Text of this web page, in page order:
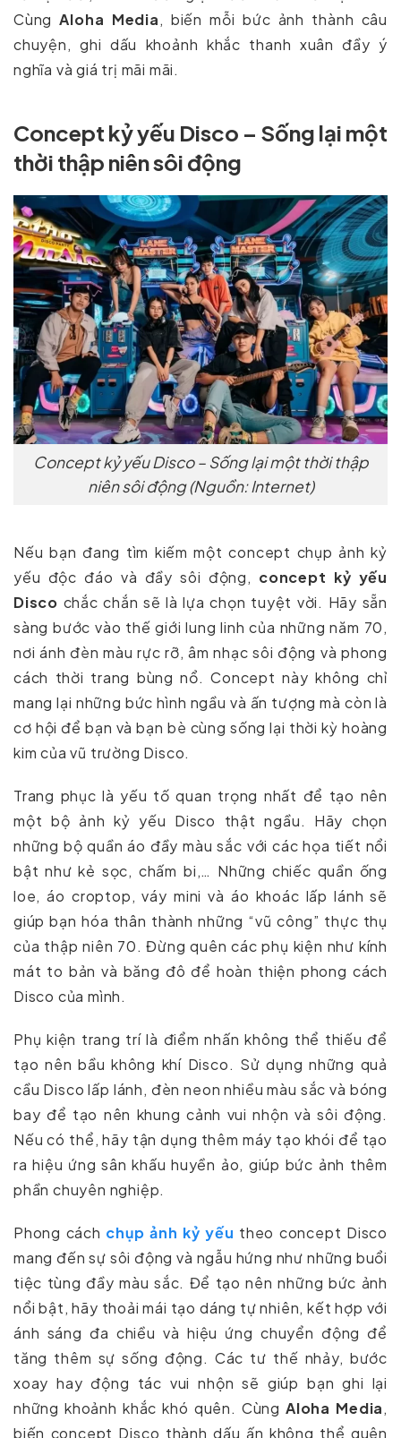
CùngAloha Media, biến mỗi bức ảnh thành câu
chuyện, ghi dấu khoảnh khắc thanh xuân đầy ý
nghĩa và giá trị mãi mãi.
Concept kỷ yếu Disco – Sống lại một
thời thập niên sôi động
Concept kỷ yếu Disco – Sống lại một thời thập
niên sôi động (Nguồn: Internet)
Nếu bạn đang tìm kiếm một concept chụp ảnh kỷ
yếu độc đáo và đầy sôi động, concept kỷ yếu
Disco chắc chắn sẽ là lựa chọn tuyệt vời. Hãy sẵn
sàng bước vào thế giới lung linh của những năm 70,
nơi ánh đèn màu rực rỡ, âm nhạc sôi động và phong
cách thời trang bùng nổ. Concept này không chỉ
mang lại những bức hình ngầu và ấn tượng mà còn là
cơ hội để bạn và bạn bè cùng sống lại thời kỳ hoàng
kim của vũ trường Disco.
Trang phục là yếu tố quan trọng nhất để tạo nên
một bộ ảnh kỷ yếu Disco thật ngầu. Hãy chọn
những bộ quần áo đầy màu sắc với các họa tiết nổi
bật như kẻ sọc, chấm bi,… Những chiếc quần ống
loe, áo croptop, váy mini và áo khoác lấp lánh sẽ
giúp bạn hóa thân thành những “vũ công” thực thụ
của thập niên 70. Đừng quên các phụ kiện như kính
mát to bản và băng đô để hoàn thiện phong cách
Disco của mình.
Phụ kiện trang trí là điểm nhấn không thể thiếu để
tạo nên bầu không khí Disco. Sử dụng những quả
cầu Disco lấp lánh, đèn neon nhiều màu sắc và bóng
bay để tạo nên khung cảnh vui nhộn và sôi động.
Nếu có thể, hãy tận dụng thêm máy tạo khói để tạo
ra hiệu ứng sân khấu huyền ảo, giúp bức ảnh thêm
phần chuyên nghiệp.
Phong cách chụp ảnh kỷ yếu theo concept Disco
mang đến sự sôi động và ngẫu hứng như những buổi
tiệc tùng đầy màu sắc. Để tạo nên những bức ảnh
nổi bật, hãy thoải mái tạo dáng tự nhiên, kết hợp với
ánh sáng đa chiều và hiệu ứng chuyển động để
tăng thêm sự sống động. Các tư thế nhảy, bước
xoay hay động tác vui nhộn sẽ giúp bạn ghi lại
những khoảnh khắc khó quên. CùngAloha Media,
biến concept Disco thành dấu ấn không thể quên